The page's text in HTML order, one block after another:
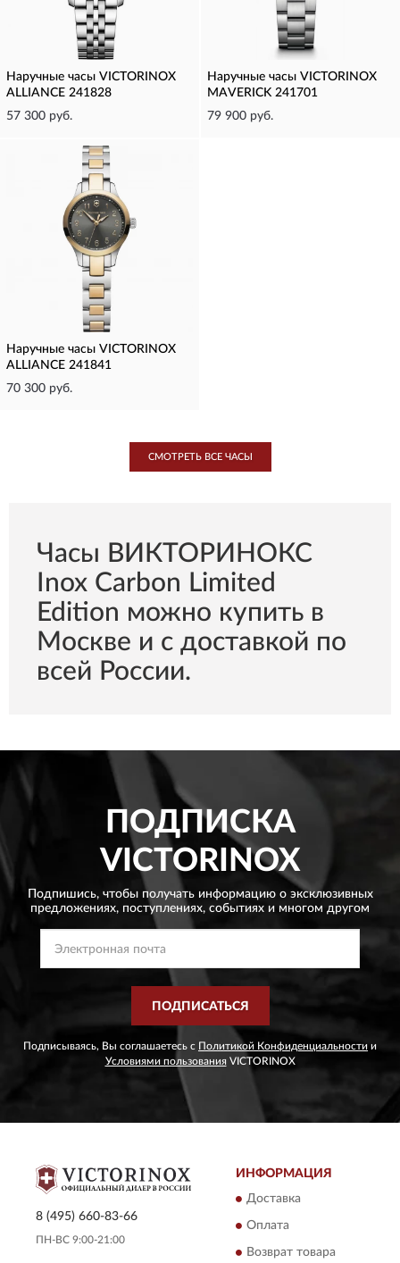
Наручные часы VICTORINOX
ALLIANCE 241828
57 300 руб.
Наручные часы VICTORINOX
MAVERICK 241701
79 900 руб.
Наручные часы VICTORINOX
ALLIANCE 241841
70 300 руб.
СМОТРЕТЬ ВСЕ ЧАСЫ
Часы ВИКТОРИНОКС
Inox Carbon Limited
Edition можно купить в
Москве и с доставкой по
всей России.
ПОДПИСКА
VICTORINOX
Подпишись, чтобы получать информацию о эксклюзивных
предложениях, поступлениях, событиях и многом другом
ПОДПИСАТЬСЯ
Подписываясь, Вы соглашаетесь с Политикой Конфиденциальности и
Условиями пользованияVICTORINOX
8 (495) 660-83-66
ПН-ВС 9:00-21:00
ИНФОРМАЦИЯ
Доставка
Оплата
Возврат товара